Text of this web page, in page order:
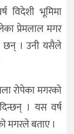
विदेशी भूमिमा
प्रेमलाल मगर
छन् । उनी यसैले
रोपेका मगरको
। यस वर्ष
मगरले बताए ।